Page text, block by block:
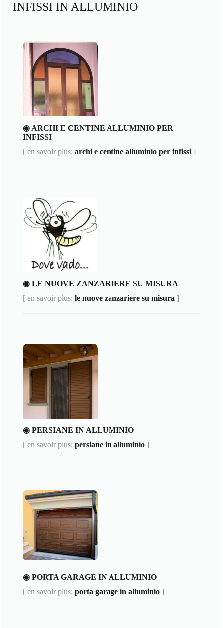
INFISSI IN ALLUMINIO
◉ ARCHI E CENTINE ALLUMINIO PER
INFISSI
[ en savoir plus:archi e centine alluminio per infissi ]
◉ LE NUOVE ZANZARIERE SU MISURA
[ en savoir plus:le nuove zanzariere su misura ]
◉ PERSIANE IN ALLUMINIO
[ en savoir plus:persiane in alluminio ]
◉ PORTA GARAGE IN ALLUMINIO
[ en savoir plus:porta garage in alluminio ]